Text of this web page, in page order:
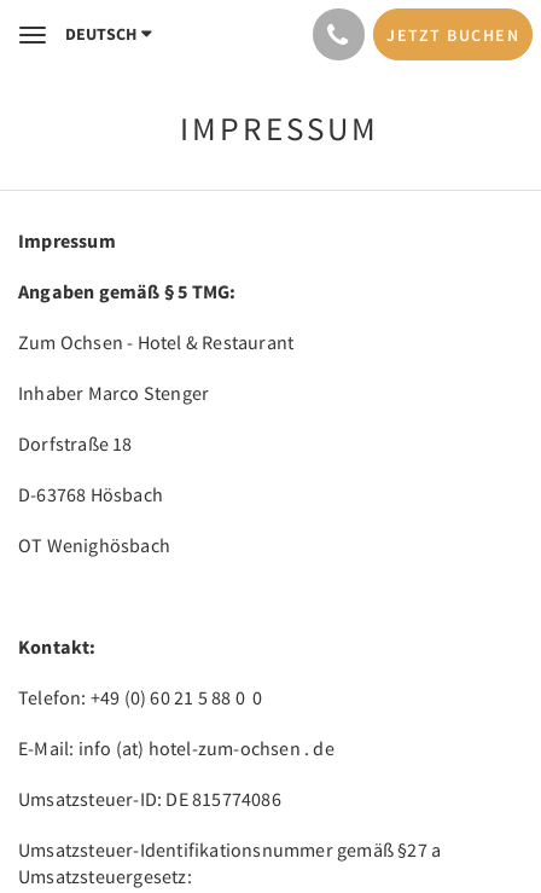
ToggleDEUTSCH JETZT BUCHEN
IMPRESSUM
Impressum
Angaben gemäß § 5 TMG:
Zum Ochsen - Hotel & Restaurant
Inhaber Marco Stenger
Dorfstraße 18
D-63768 Hösbach
OT Wenighösbach
Kontakt:
Telefon: +49 (0) 60 21 5 88 0 0
E-Mail: info (at) hotel-zum-ochsen . de
Umsatzsteuer-ID: DE 815774086
Umsatzsteuer-Identifikationsnummer gemäß §27 a
Umsatzsteuergesetz: